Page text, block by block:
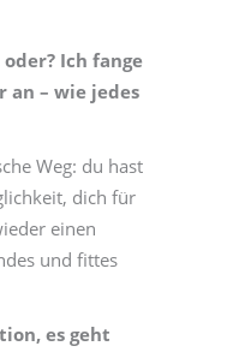
Ich fange
an – wie jedes
Weg: du hast
dich für
einen
und fittes
es geht